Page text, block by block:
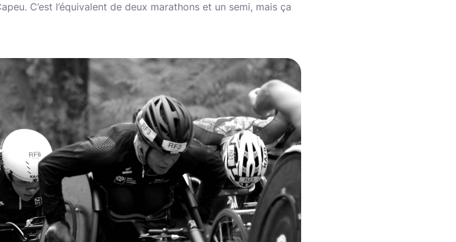
C’est l’équivalent de deux marathons et un semi, mais ça